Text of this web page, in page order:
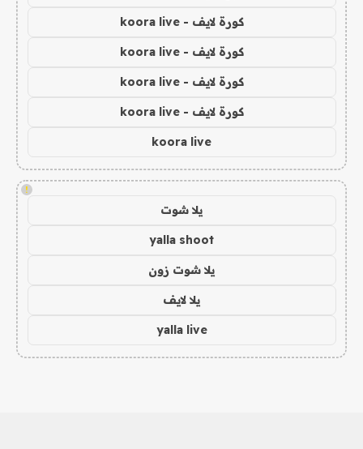
كورة لايف - koora live
كورة لايف - koora live
كورة لايف - koora live
كورة لايف - koora live
koora live
!
يلا شوت
yalla shoot
يلا شوت زون
يلا لايف
yalla live